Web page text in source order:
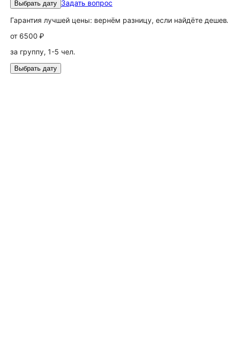
Выбрать дату Задать вопрос
Гарантия лучшей цены: вернём разницу, если найдёте
от 6500 ₽
за группу, 1-5 чел.
Выбрать дату